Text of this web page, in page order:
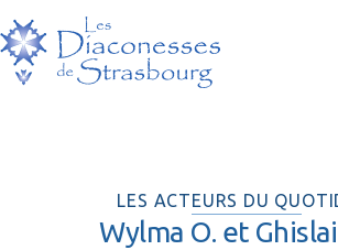
Passer
à
la
Passer
au
contenu
LES ACTEURS DU
Wylma O. et